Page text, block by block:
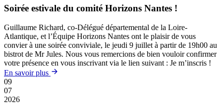
Soirée estivale du comité Horizons Nantes !
Guillaume Richard, co-Délégué départemental de la Loire-
Atlantique, et l’Équipe Horizons Nantes ont le plaisir de vous
convier à une soirée conviviale, le jeudi 9 juillet à partir de 19h00 au
bistrot de Mr Jules. Nous vous remercions de bien vouloir confirmer
votre présence en vous inscrivant via le lien suivant : Je m’inscris !
En savoir plus
09
07
2026